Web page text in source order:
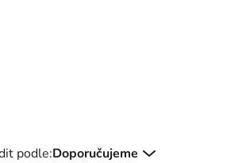
podle:Doporučujeme